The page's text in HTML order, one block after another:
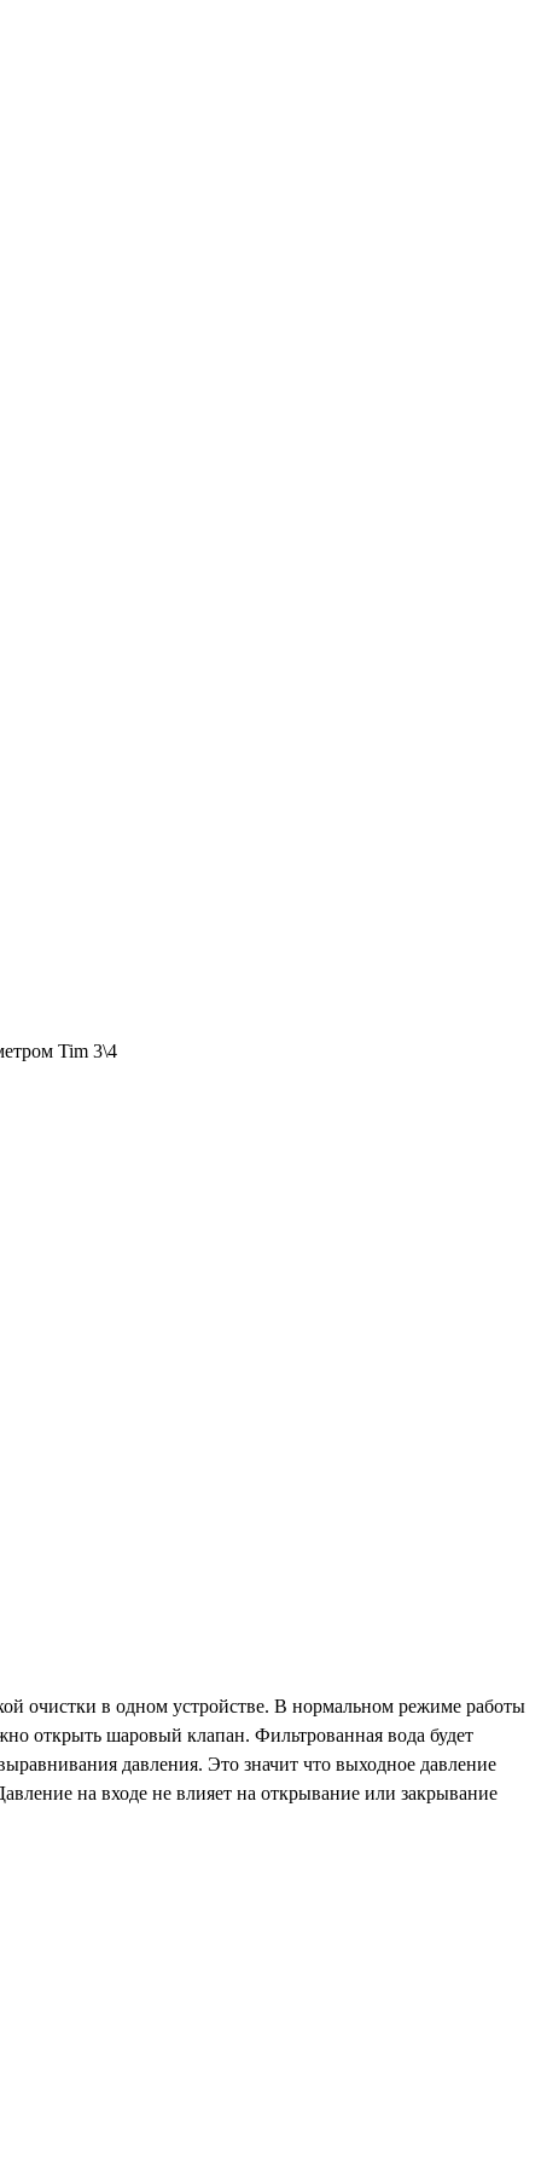
Tim 3\4
очистки в одном устройстве. В нормальном режиме работы
открыть шаровый клапан. Фильтрованная вода будет
давления. Это значит что выходное давление
на входе не влияет на открывание или закрывание